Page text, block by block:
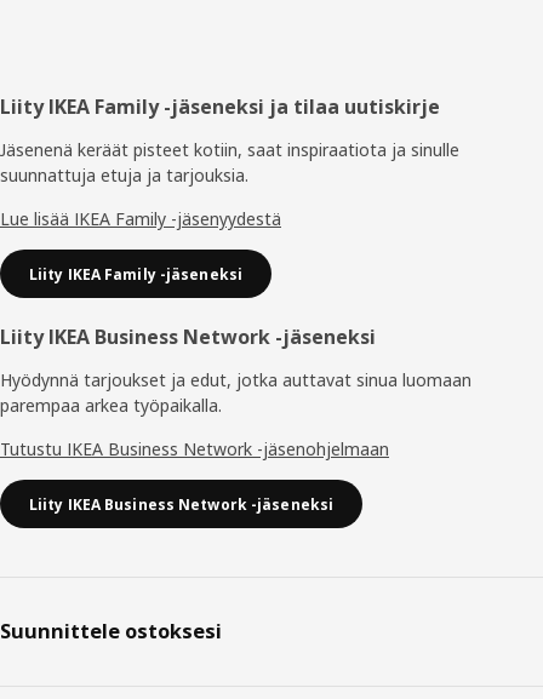
Alatunniste
Liity IKEA Family -jäseneksi ja tilaa uutiskirje
Jäsenenä keräät pisteet kotiin, saat inspiraatiota ja sinulle
suunnattuja etuja ja tarjouksia.​
Lue lisää IKEA Family -jäsenyydestä
Liity IKEA Family -jäseneksi
Liity IKEA Business Network -jäseneksi
Hyödynnä tarjoukset ja edut, jotka auttavat sinua luomaan
parempaa arkea työpaikalla.
Tutustu IKEA Business Network -jäsenohjelmaan
Liity IKEA Business Network -jäseneksi
Suunnittele ostoksesi